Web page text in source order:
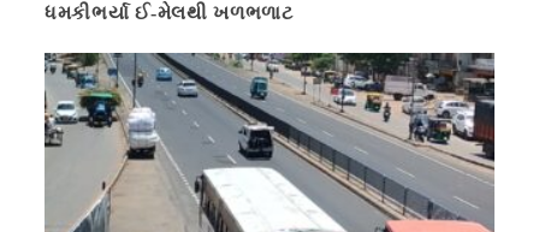
ધમકીભર્યા ઈ-મેલથી ખળભળાટ